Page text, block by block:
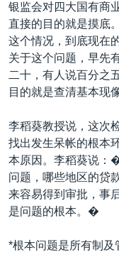
关注西藏
关注新疆
GEN Z 看美国
银监会对四大国有商
直接的目的就是摸底
这个情况，到底现在
关于这个问题，早先
二十，有人说百分之
目的就是查清基本现
李稻葵教授说，这次
找出发生呆帐的根本
本原因。李稻葵说：
问题，哪些地区的贷
来容易得到审批，事
是问题的根本。�
*根本问题是所有制及